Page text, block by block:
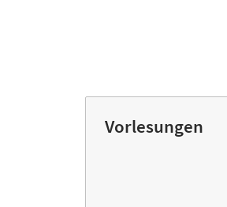
Vorlesungen